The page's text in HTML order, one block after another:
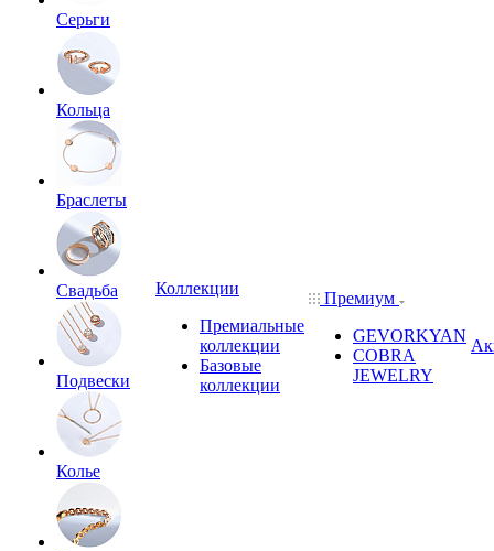
Серьги
Кольца
Браслеты
Свадьба
Подвески
Колье
Коллекции
Премиальные
коллекции
Базовые
коллекции
Премиум
GEVORKYAN
COBRA
JEWELRY